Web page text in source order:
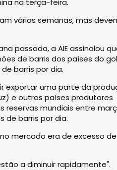
na terça-feira.
várias semanas, mas
passada, a AIE assinalou
de barris dos países do
barris por dia.
exportar uma parte da
e outros países produtores
mundiais entre
de barris por dia.
mercado era de excesso de
a diminuir rapidamente".